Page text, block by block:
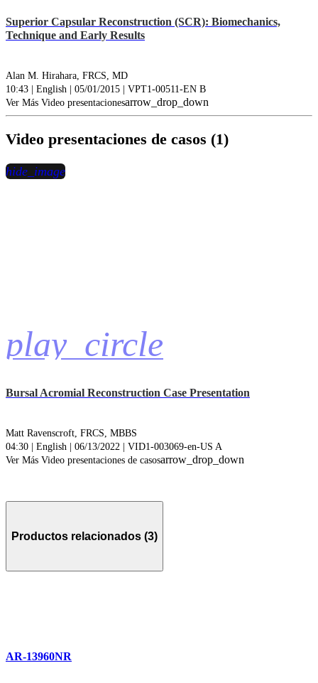
Superior Capsular Reconstruction (SCR): Biomechanics,
Technique and Early Results
Alan M. Hirahara, FRCS, MD
10:43 | English | 05/01/2015 | VPT1-00511-EN B
Ver Más Video presentacionesarrow_drop_down
Video presentaciones de casos (1)
play_circle
hide_image
Bursal Acromial Reconstruction Case Presentation
Matt Ravenscroft, FRCS, MBBS
04:30 | English | 06/13/2022 | VID1-003069-en-US A
Ver Más Video presentaciones de casosarrow_drop_down
Productos relacionados (3)
AR-13960NR